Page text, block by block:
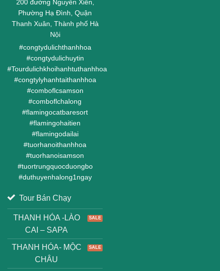
200 đường Nguyễn Xiển,
Phường Hạ Đình, Quận
Thanh Xuân, Thành phố Hà
Nội
#congtydulichthanhhoa
#congtydulichuytin
#Tourdulichkhoihanhtuthanhhoa
#congtylyhanhtaithanhhoa
#comboflcsamson
#comboflchalong
#flamingocatbaresort
#flamingohaitien
#flamingodailai
#tuorhanoithanhhoa
#tuorhanoisamson
#tuortrungquocduongbo
#duthuyenhalong1ngay
Tour Bán Chạy
THANH HÓA -LÀO
CAI – SAPA
THANH HÓA- MỘC
CHÂU